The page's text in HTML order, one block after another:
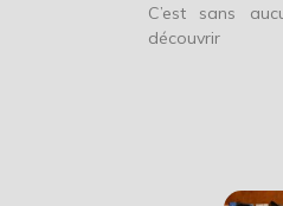
C’est sans
découvrir